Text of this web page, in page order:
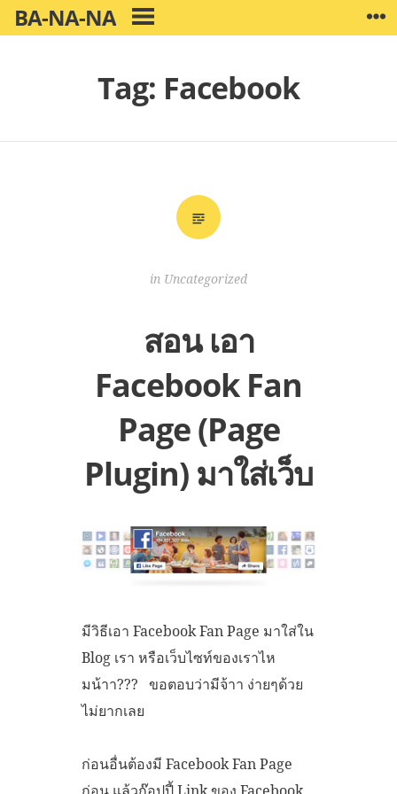
Skip
to
BA-NA-NA
PRIMARY
MENU
Tag: Facebook
in Uncategorized
สอน เอา
Facebook Fan
Page (Page
Plugin) มาใส่เว็บ
มีวิธีเอา Facebook Fan Page มาใส่ใน
Blog เรา หรือเว็บไซท์ของเราไห
มน้าา??? ขอตอบว่ามีจ้าา ง่ายๆด้วย
ไม่ยากเลย
ก่อนอื่นต้องมี Facebook Fan Page